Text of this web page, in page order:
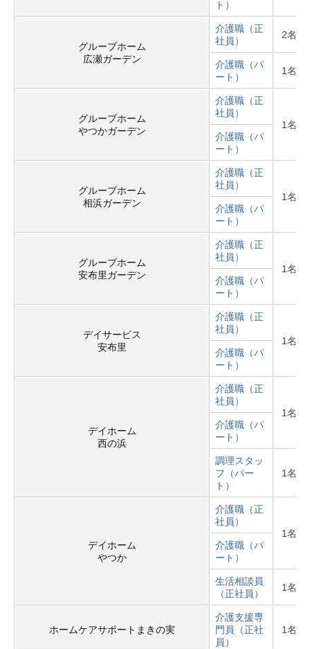
ト）
グループホーム
広瀬ガーデン
介護職（正
社員）
2名
介護職（パ
ート）
1名
グループホーム
やつかガーデン
介護職（正
社員）
1名
介護職（パ
ート）
グループホーム
相浜ガーデン
介護職（正
社員）
1名
介護職（パ
ート）
グループホーム
安布里ガーデン
介護職（正
社員）
1名
介護職（パ
ート）
デイサービス
安布里
介護職（正
社員）
1名
介護職（パ
ート）
デイホーム
西の浜
介護職（正
社員）
1名
介護職（パ
ート）
調理スタッ
フ（パー
ト）
1名
デイホーム
やつか
介護職（正
社員）
1名
介護職（パ
ート）
生活相談員
（正社員）
1名
ホームケアサポートまきの実
介護支援専
門員（正社
員）
1名